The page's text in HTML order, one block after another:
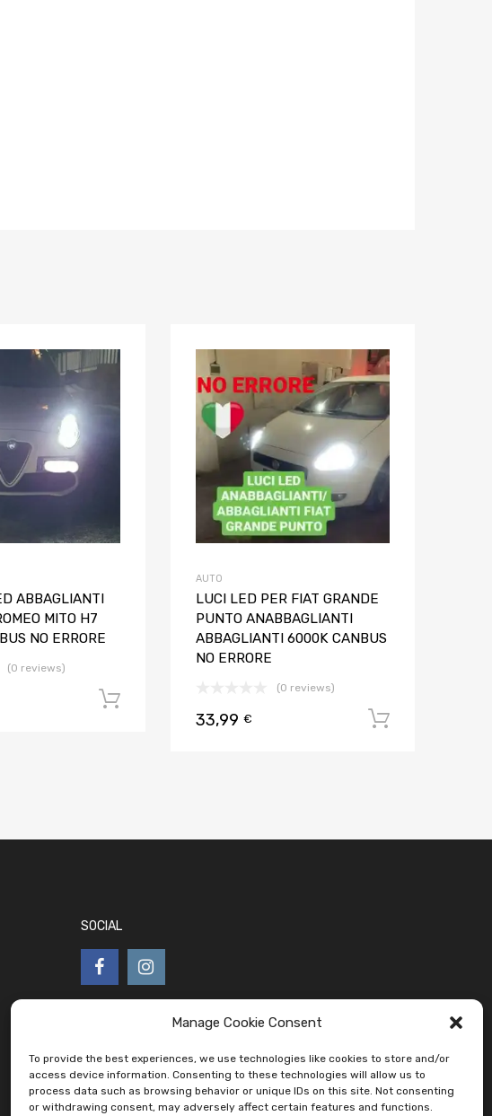
Manage Cookie Consent
To provide the best experiences, we use technologies like cookies to store and/or
access device information. Consenting to these technologies will allow us to
process data such as browsing behavior or unique IDs on this site. Not consenting
or withdrawing consent, may adversely affect certain features and functions.
Aggiungi ai preferiti
Aggiungi al confronto
ABBAGLIANTI
MITO H7
NO ERRORE
(0 reviews)
AUTO
LUCI LED PER FIAT GRANDE
PUNTO ANABBAGLIANTI
ABBAGLIANTI 6000K CANBUS
NO ERRORE
(0 reviews)
33,99 €
SOCIAL